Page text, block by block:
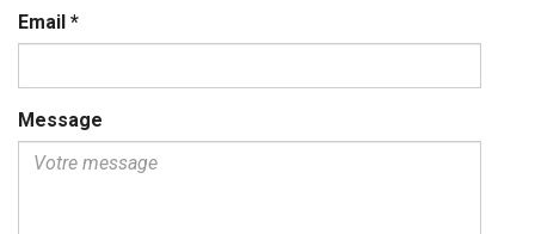
Email *
Message